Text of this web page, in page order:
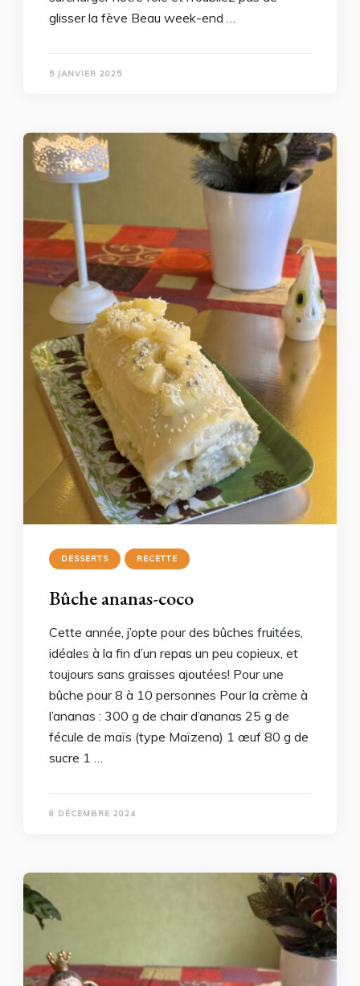
glisser la fève Beau week-end …
5 JANVIER 2025
DESSERTS RECETTE
Bûche ananas-coco
Cette année, j’opte pour des bûches fruitées,
idéales à la fin d’un repas un peu copieux, et
toujours sans graisses ajoutées! Pour une
bûche pour 8 à 10 personnes Pour la crème à
l’ananas : 300 g de chair d’ananas 25 g de
fécule de maïs (type Maïzena) 1 œuf 80 g de
sucre 1 …
8 DÉCEMBRE 2024